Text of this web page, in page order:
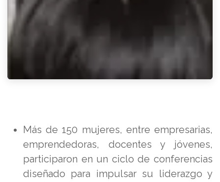
Más de 150 mujeres, entre empresarias,
emprendedoras, docentes y jóvenes,
participaron en un ciclo de conferencias
diseñado para impulsar su liderazgo y